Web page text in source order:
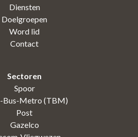
Diensten
Doelgroepen
Word lid
Contact
Sectoren
Spoor
Bus-Metro (TBM)
Post
Gazelco